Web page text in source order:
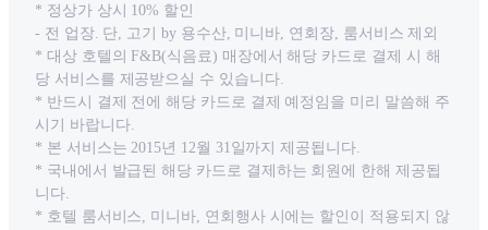
* 정상가 상시 10% 할인
- 전 업장. 단, 고기 by 용수산, 미니바, 연회장, 룸서비스 제외
* 대상 호텔의 F&B(식음료) 매장에서 해당 카드로 결제 시 해
당 서비스를 제공받으실 수 있습니다.
* 반드시 결제 전에 해당 카드로 결제 예정임을 미리 말씀해 주
시기 바랍니다.
* 본 서비스는 2015년 12월 31일까지 제공됩니다.
* 국내에서 발급된 해당 카드로 결제하는 회원에 한해 제공됩
니다.
* 호텔 룸서비스, 미니바, 연회행사 시에는 할인이 적용되지 않